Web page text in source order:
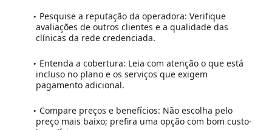
Pesquise a reputação da operadora: Verifique
avaliações de outros clientes e a qualidade das
clínicas da rede credenciada.
Entenda a cobertura: Leia com atenção o que está
incluso no plano e os serviços que exigem
pagamento adicional.
Compare preços e benefícios: Não escolha pelo
preço mais baixo; prefira uma opção com bom custo-